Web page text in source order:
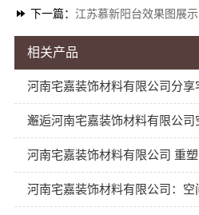
下一篇： 江苏慕新阳台效果图展示
相关产品